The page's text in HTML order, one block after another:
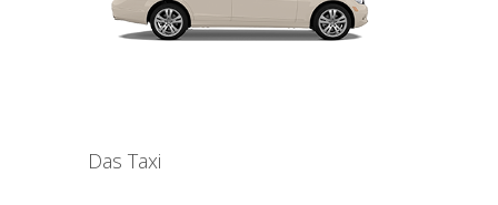
Das Taxi